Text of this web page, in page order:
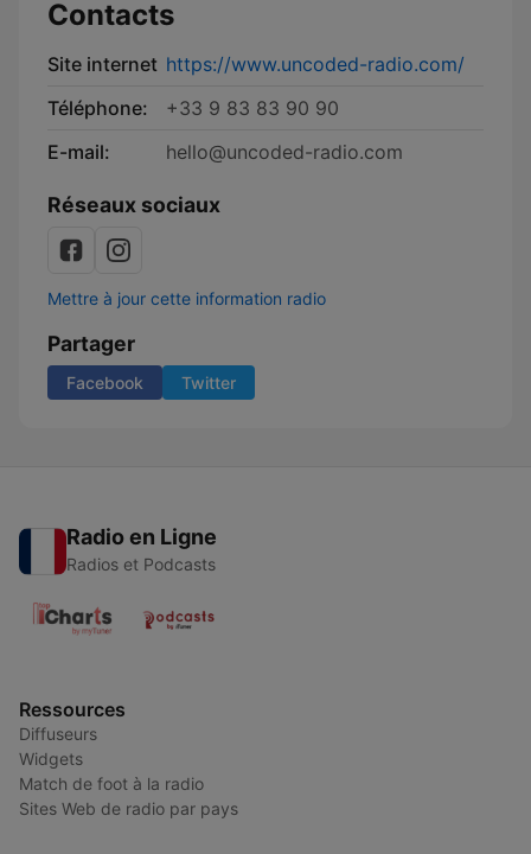
Contacts
Site internet https://www.uncoded-radio.com/
Téléphone:
+33 9 83 83 90 90
E-mail:
hello@uncoded-radio.com
Réseaux sociaux
Mettre à jour cette information radio
Partager
Facebook Twitter
Radio en Ligne
Radios et Podcasts
Ressources
Diffuseurs
Widgets
Match de foot à la radio
Sites Web de radio par pays